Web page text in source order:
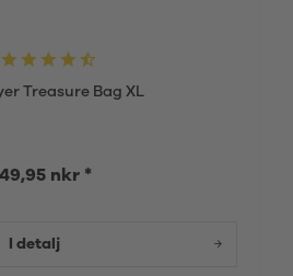
Treasure Bag XL
49,95 nkr *
I detalj